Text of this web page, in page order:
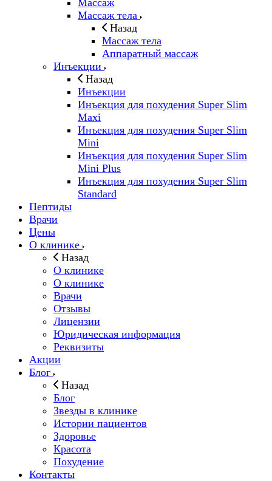
Массаж
Массаж тела
Назад
Массаж тела
Аппаратный массаж
Инъекции
Назад
Инъекции
Инъекция для похудения Super Slim
Maxi
Инъекция для похудения Super Slim
Mini
Инъекция для похудения Super Slim
Mini Plus
Инъекция для похудения Super Slim
Standard
Пептиды
Врачи
Цены
О клинике
Назад
О клинике
О клинике
Врачи
Отзывы
Лицензии
Юридическая информация
Реквизиты
Акции
Блог
Назад
Блог
Звезды в клинике
Истории пациентов
Здоровье
Красота
Похудение
Контакты